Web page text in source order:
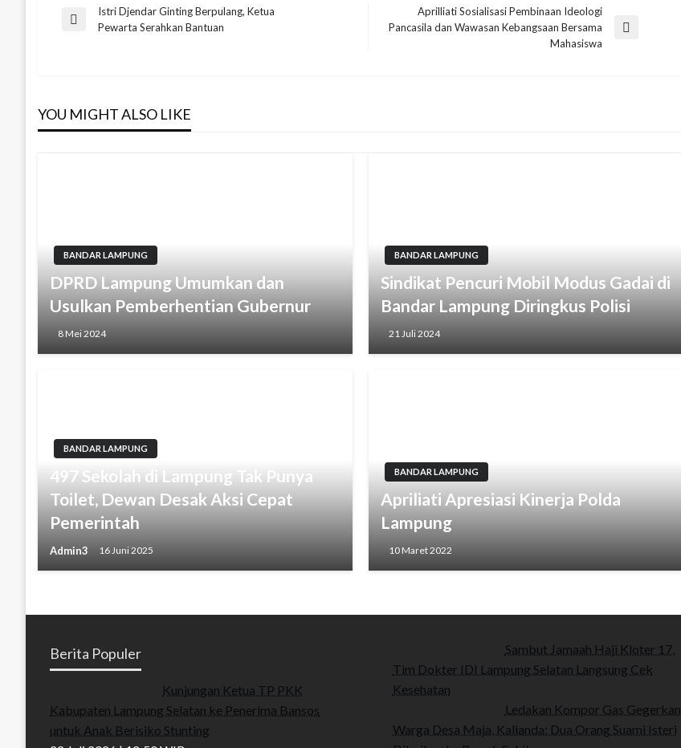
Navigasi
Previous
Istri Djendar Ginting Berpulang, Ketua
Pewarta Serahkan Bantuan
Next
Aprilliati Sosialisasi Pembinaan Ideologi
Pancasila dan Wawasan Kebangsaan Bersama
Mahasiswa
YOU MIGHT ALSO LIKE
BANDAR LAMPUNG
DPRD Lampung Umumkan dan
Usulkan Pemberhentian Gubernur
8 Mei 2024
BANDAR LAMPUNG
Sindikat Pencuri Mobil Modus Gadai di
Bandar Lampung Diringkus Polisi
21 Juli 2024
BANDAR LAMPUNG
497 Sekolah di Lampung Tak Punya
Toilet, Dewan Desak Aksi Cepat
Pemerintah
Admin3 16 Juni 2025
BANDAR LAMPUNG
Apriliati Apresiasi Kinerja Polda
Lampung
10 Maret 2022
Berita Populer
Kunjungan Ketua TP PKK
Kabupaten Lampung Selatan ke Penerima Bansos
untuk Anak Berisiko Stunting
Sambut Jamaah Haji Kloter 17,
Tim Dokter IDI Lampung Selatan Langsung Cek
Kesehatan
Ledakan Kompor Gas Gegerkan
Warga Desa Maja, Kalianda: Dua Orang Suami Isteri